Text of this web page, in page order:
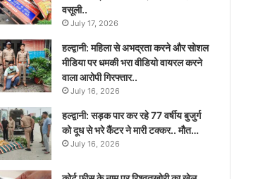
वसूली..
July 17, 2026
हल्द्वानी: महिला से अभद्रता करने और सोशल
मीडिया पर धमकी भरा वीडियो वायरल करने
वाला आरोपी गिरफ्तार..
July 16, 2026
हल्द्वानी: सड़क पार कर रहे 77 वर्षीय बुजुर्ग
को दूध से भरे कैंटर ने मारी टक्कर.. मौत…
July 16, 2026